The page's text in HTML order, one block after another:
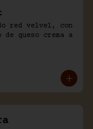
red velvel, con
queso crema a